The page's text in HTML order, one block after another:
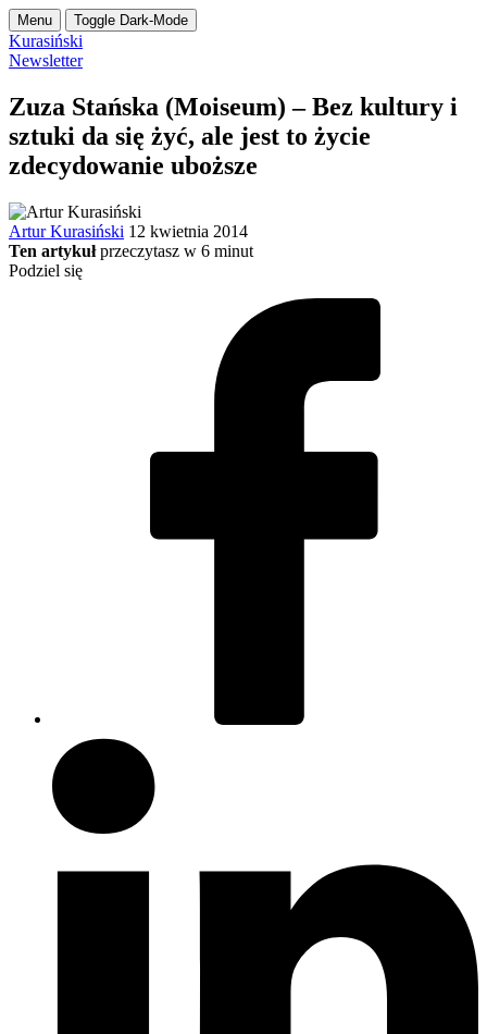
Menu Toggle Dark-Mode
Kurasiński
Newsletter
Zuza Stańska (Moiseum) – Bez kultury i
sztuki da się żyć, ale jest to życie
zdecydowanie uboższe
Artur Kurasiński 12 kwietnia 2014
Ten artykuł przeczytasz w 6 minut
Podziel się